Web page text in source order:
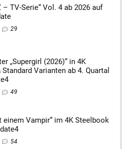
– TV-Serie“ Vol. 4 ab 2026 auf
29
„Supergirl (2026)“ in 4K
Varianten ab 4. Quartal
49
einem Vampir“ im 4K Steelbook
54